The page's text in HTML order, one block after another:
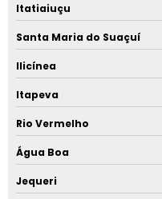
Itatiaiuçu
Santa Maria do Suaçuí
Ilicínea
Itapeva
Rio Vermelho
Água Boa
Jequeri